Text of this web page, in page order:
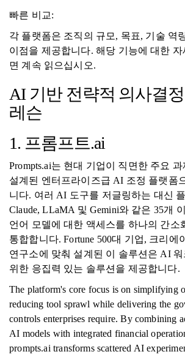
빠른 비교:
각 플랫폼은 조직의 규모, 목표, 기술 역
이점을 제공합니다. 해당 기능에 대한 자
면 계속 읽으십시오.
AI 기반 전략적 의사결
레슨
1. 프롬프트.ai
Prompts.ai는 현대 기업이 직면한 주요
설계된 엔터프라이즈급 AI 조정 플랫폼
니다. 여러 AI 도구를 저글링하는 대신
Claude, LLaMA 및 Gemini와 같은 35개
언어 모델에 대한 액세스를 하나의 간소
통합합니다. Fortune 500대 기업, 크리에
연구소에 맞춰 설계된 이 솔루션은 AI
위한 응집력 있는 솔루션을 제공합니다.
The platform's core focus is on simplifying
reducing tool sprawl while delivering the
controls enterprises require. By combining
AI models with integrated financial
prompts.ai transforms scattered AI